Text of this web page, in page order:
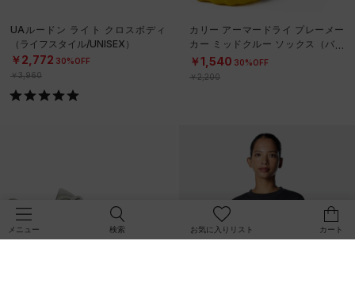
メニュー 検索 お気に入りリスト カート
UAルードン ライト クロスボディ
（ライフスタイル/UNISEX）
￥2,772 30%OFF
￥3,960
カリー アーマードライ プレーメー
カー ミッドクルー ソックス（バス
ケットボール/UNISEX）
￥1,540 30%OFF
￥2,200